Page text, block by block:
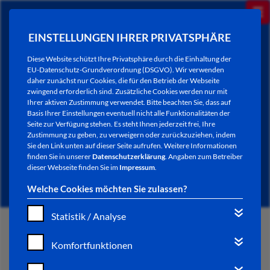
EINSTELLUNGEN IHRER PRIVATSPHÄRE
Diese Website schützt Ihre Privatsphäre durch die Einhaltung der
EU-Datenschutz-Grundverordnung (DSGVO). Wir verwenden
daher zunächst nur Cookies, die für den Betrieb der Webseite
zwingend erforderlich sind. Zusätzliche Cookies werden nur mit
Ihrer aktiven Zustimmung verwendet. Bitte beachten Sie, dass auf
Basis Ihrer Einstellungen eventuell nicht alle Funktionalitäten der
Seite zur Verfügung stehen. Es steht Ihnen jederzeit frei, Ihre
Zustimmung zu geben, zu verweigern oder zurückzuziehen, indem
Sie den Link unten auf dieser Seite aufrufen. Weitere Informationen
finden Sie in unsererDatenschutzerklärung. Angaben zum Betreiber
dieser Webseite finden Sie im Impressum.
Welche Cookies möchten Sie zulassen?
Statistik / Analyse
Komfortfunktionen
NEWSLETTER / CITY LETTER
START